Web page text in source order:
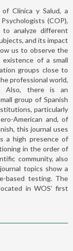
Clínica y Salud, a
(COP),
analyze different
and its impact
us to observe the
of a small
groups close to
professional world,
Also, there is an
group of Spanish
particularly
American and, of
this journal uses
a high presence of
in the order of
community, also
topics show a
based testing. The
in WOS’ first